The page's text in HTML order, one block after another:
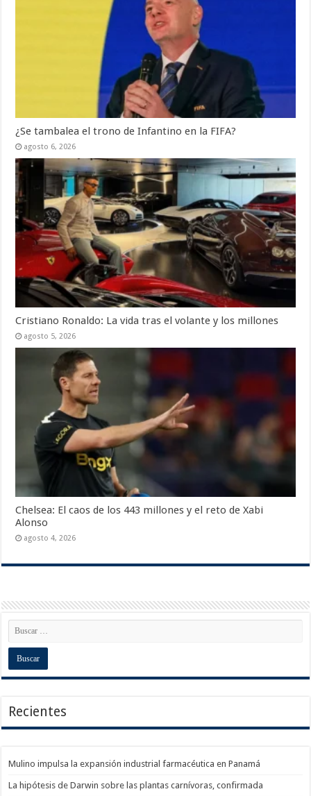
¿Se tambalea el trono de Infantino en la FIFA?
agosto 6, 2026
Cristiano Ronaldo: La vida tras el volante y los millones
agosto 5, 2026
Chelsea: El caos de los 443 millones y el reto de Xabi
Alonso
agosto 4, 2026
Recientes
Mulino impulsa la expansión industrial farmacéutica en Panamá
La hipótesis de Darwin sobre las plantas carnívoras, confirmada